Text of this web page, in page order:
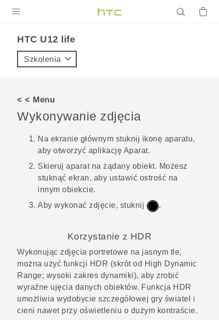
VIVE
POMOC TECHNICZNA
Urządzenia i akcesoria HTC
Zaloguj się
HTC U12 life‎
Szkolenia
< < Menu
Wykonywanie zdjęcia
Na ekranie głównym stuknij ikonę aparatu,
aby otworzyć aplikację Aparat.
Skieruj aparat na żądany obiekt. Możesz
stuknąć ekran, aby ustawić ostrość na
innym obiekcie.
Aby wykonać zdjęcie, stuknij
.
Korzystanie z HDR
Wykonując zdjęcia portretowe na jasnym tle,
można użyć funkcji HDR (skrót od High Dynamic
Range; wysoki zakres dynamiki), aby zrobić
wyraźne ujęcia danych obiektów. Funkcja HDR
umożliwia wydobycie szczegółowej gry świateł i
cieni nawet przy oświetleniu o dużym kontraście.